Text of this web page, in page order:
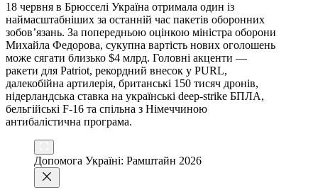
18 червня в Брюсселі Україна отримала один із
наймасштабніших за останній час пакетів оборонних
зобов’язань. За попередньою оцінкою міністра оборони
Михайла Федорова, сукупна вартість нових оголошень
може сягати близько $4 млрд. Головні акценти —
ракети для Patriot, рекордний внесок у PURL,
далекобійна артилерія, британські 150 тисяч дронів,
нідерландська ставка на українські deep-strike БПЛА,
бельгійські F-16 та спільна з Німеччиною
антибалістична програма.
Допомога Україні: Рамштайн 2026